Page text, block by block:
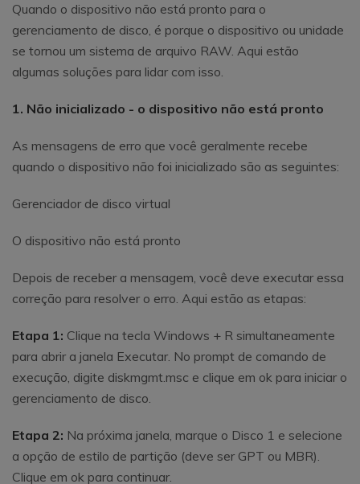
Quando o dispositivo não está pronto para o
gerenciamento de disco, é porque o dispositivo ou unidade
se tornou um sistema de arquivo RAW. Aqui estão
algumas soluções para lidar com isso.
1. Não inicializado - o dispositivo não está pronto
As mensagens de erro que você geralmente recebe
quando o dispositivo não foi inicializado são as seguintes:
Gerenciador de disco virtual
O dispositivo não está pronto
Depois de receber a mensagem, você deve executar essa
correção para resolver o erro. Aqui estão as etapas:
Etapa 1: Clique na tecla Windows + R simultaneamente
para abrir a janela Executar. No prompt de comando de
execução, digite diskmgmt.msc e clique em ok para iniciar o
gerenciamento de disco.
Etapa 2: Na próxima janela, marque o Disco 1 e selecione
a opção de estilo de partição (deve ser GPT ou MBR).
Clique em ok para continuar.